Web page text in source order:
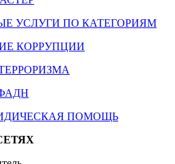
УСЛУГИ ПО КАТЕГОРИЯМ
КОРРУПЦИИ
ПОМОЩЬ